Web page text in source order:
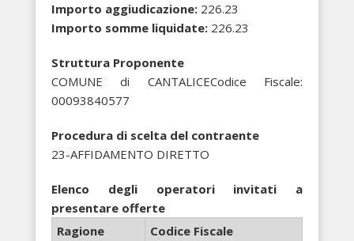
Importo aggiudicazione: 226.23
Importo somme liquidate: 226.23
Struttura Proponente
COMUNE di CANTALICECodice Fiscale:
00093840577
Procedura di scelta del contraente
23-AFFIDAMENTO DIRETTO
Elenco degli operatori invitati a
presentare offerte
Ragione
Codice Fiscale